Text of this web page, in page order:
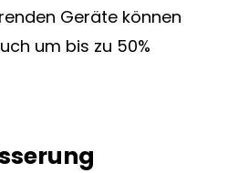
Geräte können
um bis zu 50%